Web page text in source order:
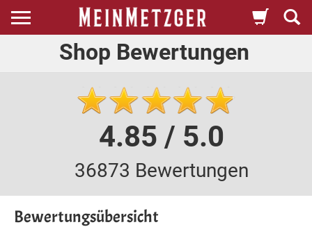
Shop Bewertungen
4.85 / 5.0
36873 Bewertungen
Bewertungsübersicht